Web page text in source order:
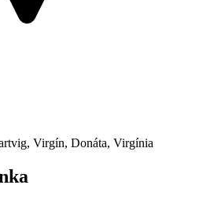
Virgín, Donáta, Virgínia